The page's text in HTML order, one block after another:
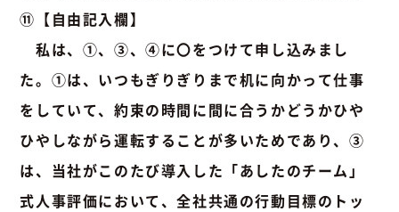
⑪【自由記入欄】
私は、①、③、④に〇をつけて申し込みまし
た。①は、いつもぎりぎりまで机に向かって仕事
をしていて、約束の時間に間に合うかどうかひや
ひやしながら運転することが多いためであり、③
は、当社がこのたび導入した「あしたのチーム」
式人事評価において、全社共通の行動目標のトッ